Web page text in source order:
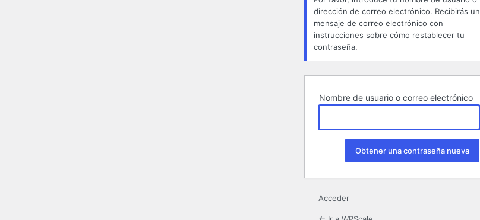
dirección de correo electrónico. Recibirás un
mensaje de correo electrónico con
instrucciones sobre cómo restablecer tu
contraseña.
Nombre de usuario o correo electrónico
Acceder